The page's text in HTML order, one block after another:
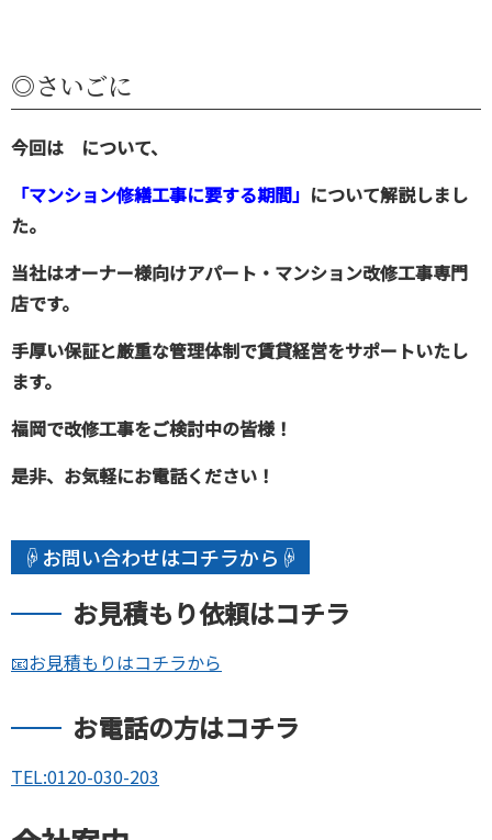
◎さいごに
今回は について、
「マンション修繕工事に要する期間」 について解説しまし
た。
当社はオーナー様向けアパート・マンション改修工事専門
店です。
手厚い保証と厳重な管理体制で賃貸経営をサポートいたし
ます。
福岡で改修工事をご検討中の皆様！
是非、お気軽にお電話ください！
☟お問い合わせはコチラから☟
お見積もり依頼はコチラ
📧お見積もりはコチラから
お電話の方はコチラ
TEL:0120-030-203